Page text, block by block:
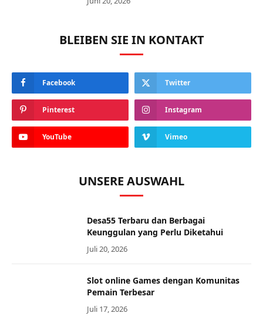
BLEIBEN SIE IN KONTAKT
Facebook Twitter
Pinterest Instagram
YouTube Vimeo
UNSERE AUSWAHL
Desa55 Terbaru dan Berbagai
Keunggulan yang Perlu Diketahui
Juli 20, 2026
Slot online Games dengan Komunitas
Pemain Terbesar
Juli 17, 2026